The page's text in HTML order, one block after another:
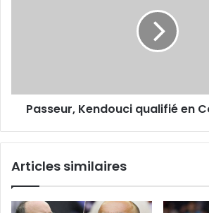
Passeur, Kendouci qualifié en
Articles similaires